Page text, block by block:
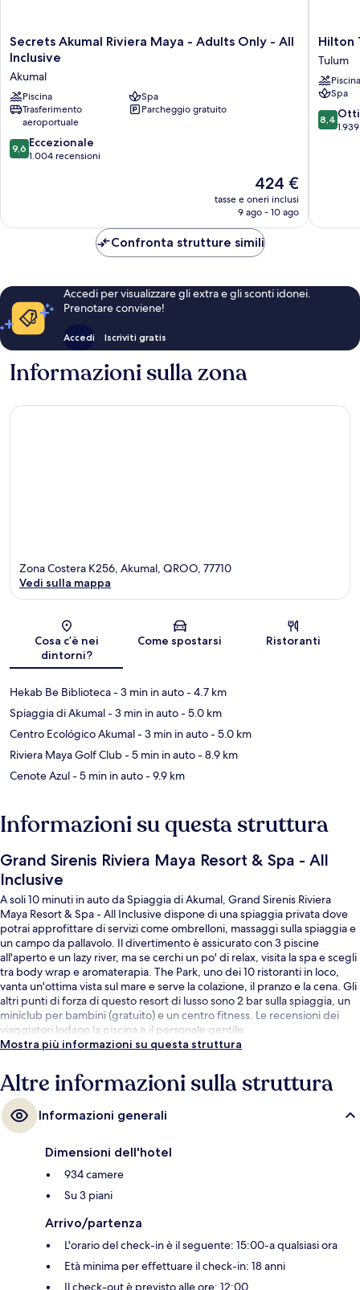
Secrets
Akumal
Maya
-
Adults
Only
-
All
Secrets Akumal Riviera Maya - Adults Only - All
Inclusive
Akumal
Piscina
Spa
Trasferimento
aeroportuale
Parcheggio gratuito
9.6
su
9,6 Eccezionale
1.004 recensioni
Il
prezzo
attuale
424 €
424 €
tasse e oneri inclusi
9 ago - 10 ago
Hilton
Tulum
Riviera
Maya
All-
Inclusive
Resort
Hilton
Tulum
Piscina
Spa
8.4
su
8,4
Confronta strutture simili
Accedi per visualizzare gli extra e gli sconti idonei.
Prenotare conviene!
Accedi Iscriviti gratis
Informazioni sulla zona
Mappa
Zona Costera K256, Akumal, QROO, 77710
Vedi sulla mappa
Cosa c’è nei
dintorni?
Come spostarsi Ristoranti
Hekab Be Biblioteca- 3 min in auto- 4.7 km
Spiaggia di Akumal- 3 min in auto- 5.0 km
Centro Ecológico Akumal- 3 min in auto- 5.0 km
Riviera Maya Golf Club- 5 min in auto- 8.9 km
Cenote Azul- 5 min in auto- 9.9 km
Informazioni su questa struttura
Grand Sirenis Riviera Maya Resort & Spa - All
Inclusive
A soli 10 minuti in auto da Spiaggia di Akumal, Grand Sirenis Riviera
Maya Resort & Spa - All Inclusive dispone di una spiaggia privata dove
potrai approfittare di servizi come ombrelloni, massaggi sulla spiaggia e
un campo da pallavolo. Il divertimento è assicurato con 3 piscine
all'aperto e un lazy river, ma se cerchi un po' di relax, visita la spa e scegli
tra body wrap e aromaterapia. The Park, uno dei 10 ristoranti in loco,
vanta un'ottima vista sul mare e serve la colazione, il pranzo e la cena. Gli
altri punti di forza di questo resort di lusso sono 2 bar sulla spiaggia, un
miniclub per bambini (gratuito) e un centro fitness. Le recensioni dei
viaggiatori lodano la piscina e il personale gentile.
Mostra più informazioni su questa struttura
Altre informazioni sulla struttura
Informazioni generali
Dimensioni dell'hotel
934 camere
Su 3 piani
Arrivo/partenza
L'orario del check-in è il seguente: 15:00-a qualsiasi ora
Età minima per effettuare il check-in: 18 anni
Il check-out è previsto alle ore: 12:00